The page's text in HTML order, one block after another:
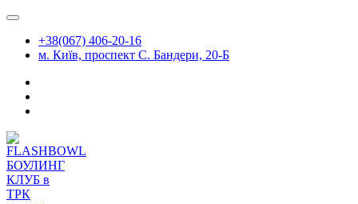
Перейти
содержимому
+38(067) 406-20-16
м. Київ, проспект С. Бандери, 20-Б